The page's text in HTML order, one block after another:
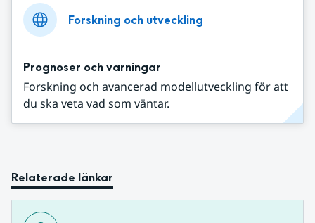
Forskning och utveckling
Prognoser och varningar
Forskning och avancerad modellutveckling för att
du ska veta vad som väntar.
Relaterade länkar